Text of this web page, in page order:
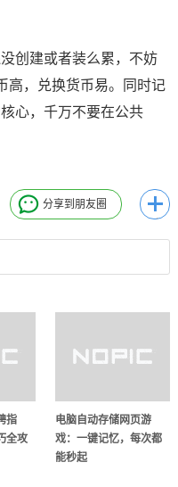
创建或者装么累，不妨
高，兑换货币易。同时记
心，千万不要在公共
分享到朋友圈
指
全攻
电脑自动存储网页游
戏：一键记忆，每次都
能秒起